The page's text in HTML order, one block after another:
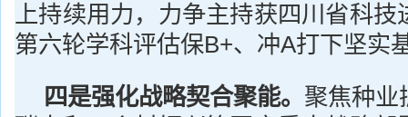
上持续用力，力争主持获四川省科技
第六轮学科评估保B+、冲A打下坚实
四是强化战略契合聚能。 聚焦种业